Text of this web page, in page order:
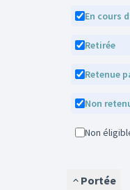
En cours
Retirée
Retenue
Non
Non
Portée